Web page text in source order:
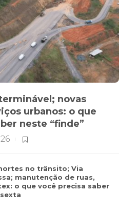
novas
urbanos: o que
neste “finde”
no trânsito; Via
manutenção de ruas,
o que você precisa saber